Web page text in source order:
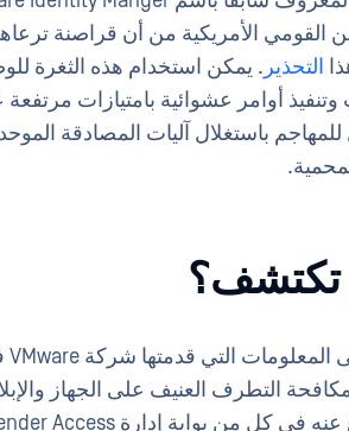
القومي الأمريكية من أن قراصنة
التحذير . يمكن استخدام هذه الثغرة
وتنفيذ أوامر عشوائية بامتيازات
للمهاجم باستغلال آليات المصادقة